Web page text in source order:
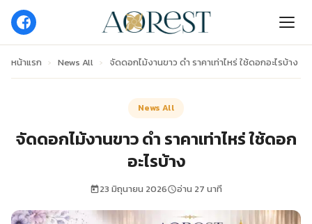
หน้าแรก › News All › จัดดอกไม้งานขาว ดํา ราคาเท่าไหร่ ใช้ดอกอะไรบ้าง
News All
จัดดอกไม้งานขาว ดํา ราคาเท่าไหร่ ใช้ดอก
อะไรบ้าง
23 มิถุนายน 2026 อ่าน 27 นาที